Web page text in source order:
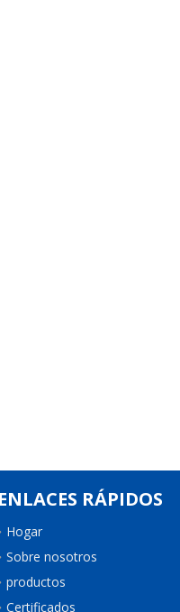
ENLACES RÁPIDOS
Hogar
Sobre nosotros
productos
Certificados